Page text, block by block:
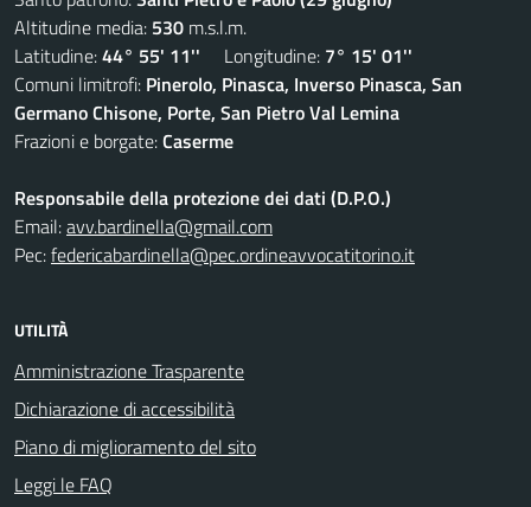
Altitudine media: 530 m.s.l.m.
Latitudine:44° 55' 11'' Longitudine: 7° 15' 01''
Comuni limitrofi: Pinerolo, Pinasca, Inverso Pinasca, San
Germano Chisone, Porte, San Pietro Val Lemina
Frazioni e borgate:Caserme
Responsabile della protezione dei dati (D.P.O.)
Email:avv.bardinella@gmail.com
Pec:federicabardinella@pec.ordineavvocatitorino.it
UTILITÀ
Amministrazione Trasparente
Dichiarazione di accessibilità
Piano di miglioramento del sito
Leggi le FAQ